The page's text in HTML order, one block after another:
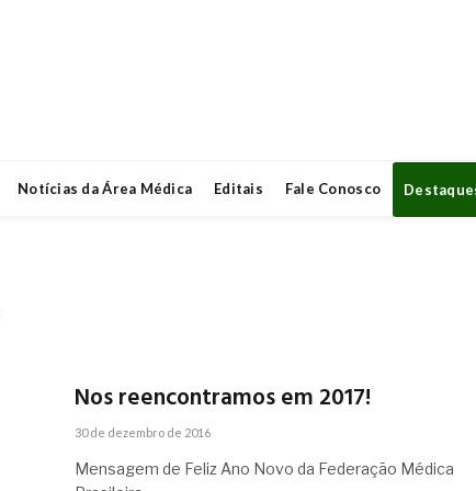
Notícias da Área Médica Editais Fale Conosco
Nos reencontramos em 2017!
30 de dezembro de 2016
Mensagem de Feliz Ano Novo da Federação Médica